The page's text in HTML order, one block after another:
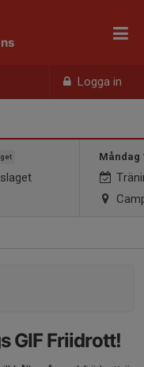
Logga in
Måndag
GIF Friidrott!